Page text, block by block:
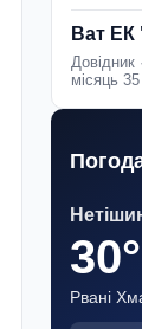
Ват
Довідник
місяць 35
Рвані